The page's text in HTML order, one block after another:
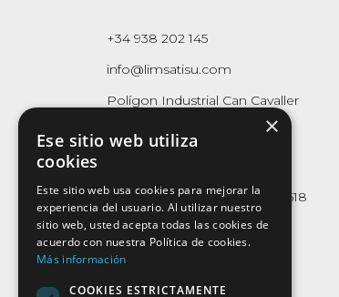
+34 938 202 145
info@limsatisu.com
Polígon Industrial Can Cavaller
08262 - Callús
Whatsapp Business:623 165 618
×
Ese sitio web utiliza
cookies
Este sitio web usa cookies para mejorar la
experiencia del usuario. Al utilizar nuestro
sitio web, usted acepta todas las cookies de
acuerdo con nuestra Política de cookies.
Más información
COOKIES ESTRICTAMENTE